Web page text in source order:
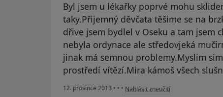
Byl jsem u lékařky poprvé mohu
taky.Přijemný děvčata těšime se na
dřive jsem bydlel v Oseku a tam jsem
nebyla ordynace ale středovjeká
jinak má semnou problemy.Myslim
prostředí vítězí.Mira kámoš všech
12. prosince 2013 • • • podle názoru uživatele Váš účet byl
Nahlásit zneužití